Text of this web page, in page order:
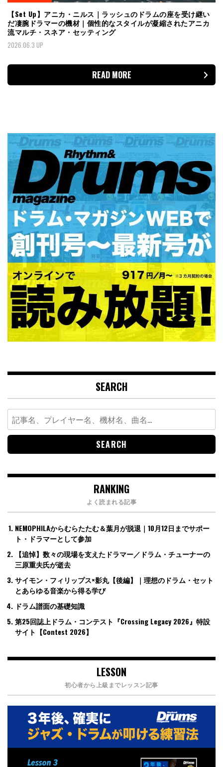
【Set Up】アニカ・ニルス｜ラッシュのドラムの座を受け継い
だ凄腕ドラマーの機材｜個性的なスタイルが凝縮されたアニカ
流マルチ・スネア・セッティング
2026.06.3 UP
READ MORE
SEARCH
Search
for:
RANKING
よく読まれる記事
NEMOPHILAからむらたたむ＆葉月が脱退｜10月12日までサポー
ト・ドラマーとして参加
【追悼】数々の現場を支えたドラマー／ドラム・チューナーの
三原重夫氏が逝去
サイモン・フィリップス×影丸【後編】｜理想のドラム・セット
とあらゆる音楽から得る学び
ドラム譜面の基礎知識
第25回誌上ドラム・コンテスト『Crossing Legacy 2026』特設
サイト【Contest 2026】
LESSON
初心者から上級までレッスン記事